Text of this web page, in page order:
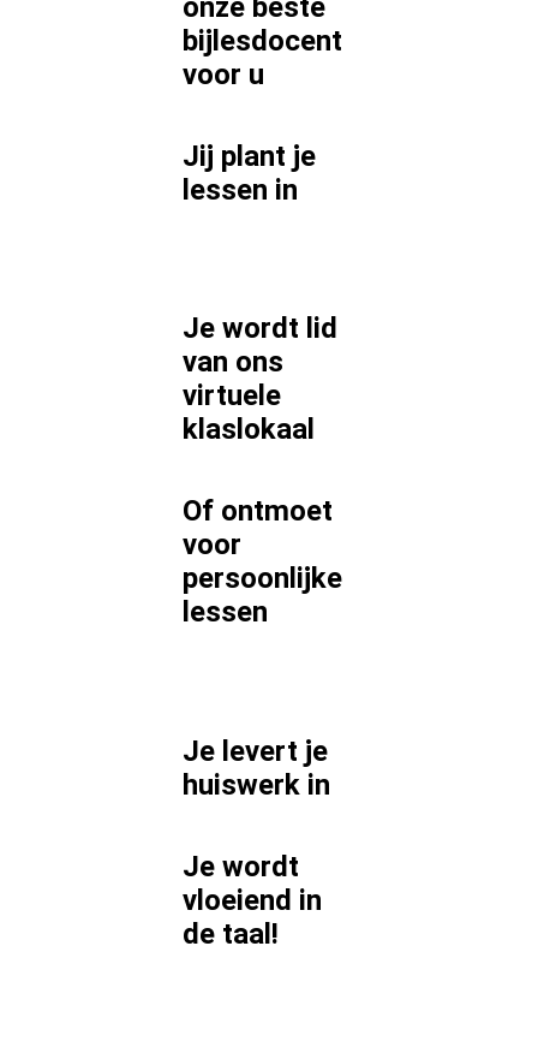
onze beste
bijlesdocent
voor u
Jij plant je
lessen in
Je wordt lid
van ons
virtuele
klaslokaal
Of ontmoet
voor
persoonlijke
lessen
Je levert je
huiswerk in
Je wordt
vloeiend in
de taal!